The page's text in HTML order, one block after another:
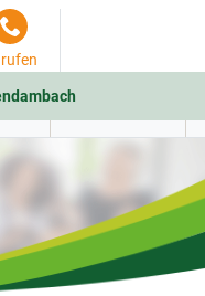
LEISTUNGEN